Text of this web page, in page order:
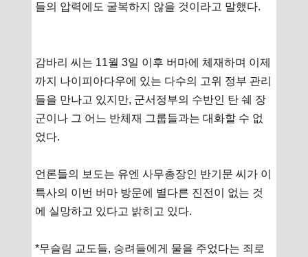
들의 압력에도 굴복하지 않을 것이라고 말했다.
감바리 씨는 11월 3일 이후 버마에 체재하며 이제
까지 나이피아다우에 있는 다수의 고위 정부 관리
들을 만나고 있지만, 군서정부의 수반인 탄 쉐 장
군이나 그 어느 반체재 그룹들과는 대화할 수 없
었다.
언론들의 보도는 유엔 사무총장인 반기문 씨가 이
특사의 이번 버마 방문에 별다른 진전이 없는 것
에 실망하고 있다고 밝히고 있다.
*무슬림 교도들, 승려들에게 물을 주었다는 죄로